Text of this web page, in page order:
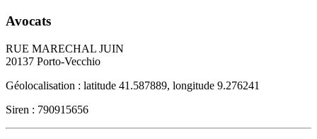
Avocats
RUE MARECHAL JUIN
20137 Porto-Vecchio
Géolocalisation : latitude 41.587889, longitude 9.276241
Siren : 790915656